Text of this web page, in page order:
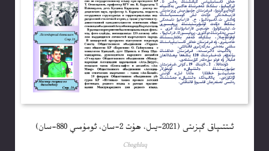
ئىتتىپاق گېزىتى (2021-يىل، ھۇت 2-سان، ئومۇمىي 880-سان)
Choghluq